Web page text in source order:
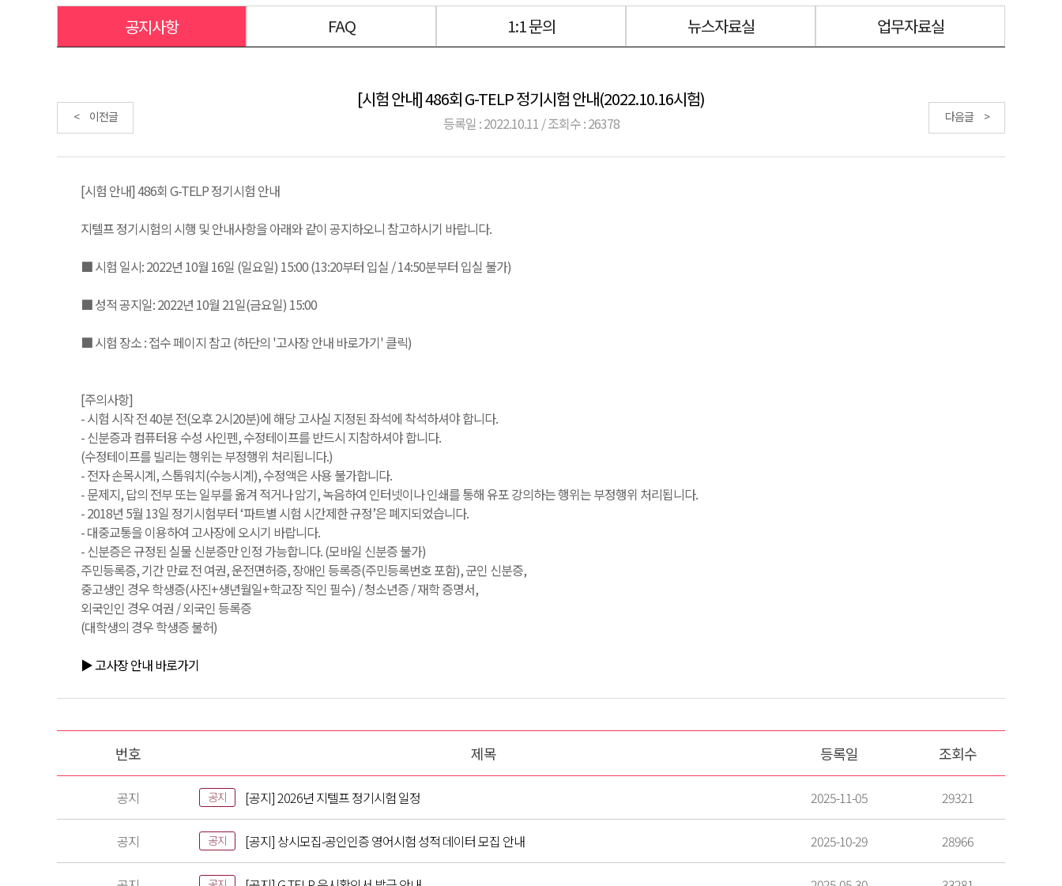
공지사항 FAQ 1:1 문의 뉴스자료실 업무자료실
[시험 안내] 486회 G-TELP 정기시험 안내(2022.10.16시험)
등록일 : 2022.10.11 / 조회수 : 26378
< 이전글 다음글 >
[시험 안내] 486회 G-TELP 정기시험 안내
지텔프 정기시험의 시행 및 안내사항을 아래와 같이 공지하오니 참고하시기 바랍니다.
■ 시험 일시: 2022년 10월 16일 (일요일) 15:00 (13:20부터 입실 / 14:50분부터 입실 불가)
■ 성적 공지일: 2022년 10월 21일(금요일) 15:00
■ 시험 장소 : 접수 페이지 참고 (하단의 '고사장 안내 바로가기' 클릭)
[주의사항]
- 시험 시작 전 40분 전(오후 2시20분)에 해당 고사실 지정된 좌석에 착석하셔야 합니다.
- 신분증과 컴퓨터용 수성 사인펜, 수정테이프를 반드시 지참하셔야 합니다.
(수정테이프를 빌리는 행위는 부정행위 처리됩니다.)
- 전자 손목시계, 스톱워치(수능시계), 수정액은 사용 불가합니다.
- 문제지, 답의 전부 또는 일부를 옮겨 적거나 암기, 녹음하여 인터넷이나 인쇄를 통해 유포 강의하는 행위는 부정행위 처리됩니다.
- 2018년 5월 13일 정기시험부터 ‘파트별 시험 시간제한 규정’은 폐지되었습니다.
- 대중교통을 이용하여 고사장에 오시기 바랍니다.
- 신분증은 규정된 실물 신분증만 인정 가능합니다. (모바일 신분증 불가)
주민등록증, 기간 만료 전 여권, 운전면허증, 장애인 등록증(주민등록번호 포함), 군인 신분증,
중고생인 경우 학생증(사진+생년월일+학교장 직인 필수) / 청소년증 / 재학 증명서,
외국인인 경우 여권 / 외국인 등록증
(대학생의 경우 학생증 불허)
▶ 고사장 안내 바로가기
번호 제목 등록일 조회수
공지 공지 [공지] 2026년 지텔프 정기시험 일정 2025-11-05 29321
공지 공지 [공지] 상시모집-공인인증 영어시험 성적 데이터 모집 안내 2025-10-29 28966